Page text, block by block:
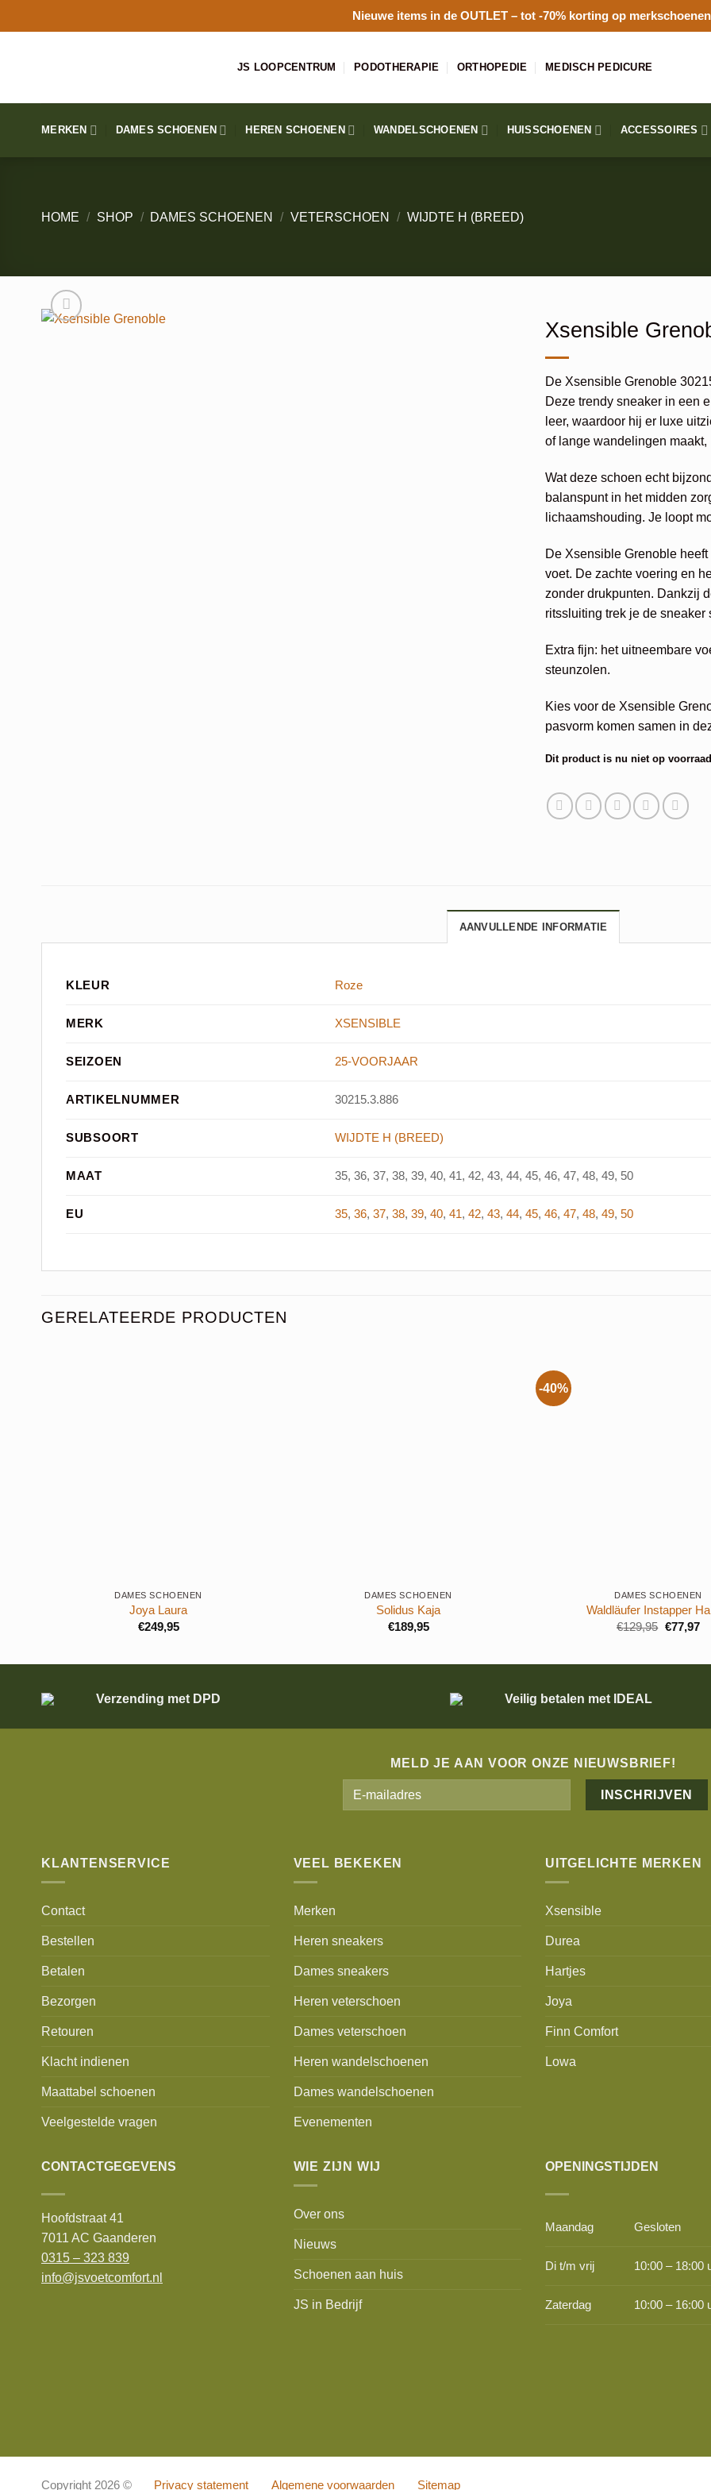
naar
Nieuwe items in de OUTLET– tot -70% korting op
JS LOOPCENTRUM PODOTHERAPIE ORTHOPEDIE MEDISCH PEDICURE
MERKEN DAMES SCHOENEN HEREN SCHOENEN WANDELSCHOENEN HUISSCHOENEN ACCESSOIRES
HOME / SHOP / DAMES SCHOENEN / VETERSCHOEN / WIJDTE H (BREED)
Xsensible
De Xsensible Grenoble
Deze trendy sneaker in een
leer, waardoor hij er luxe
of lange wandelingen
Wat deze schoen echt
balanspunt in het midden
lichaamshouding. Je loopt
De Xsensible Grenoble
voet. De zachte voering en
zonder drukpunten. Dankzij
ritssluiting trek je de
Extra fijn: het uitneembare
steunzolen.
Kies voor de Xsensible
pasvorm komen samen in
Dit product is nu niet op
Alternative:
AANVULLENDE INFORMATIE
KLEUR Roze
MERK XSENSIBLE
SEIZOEN 25-VOORJAAR
ARTIKELNUMMER 30215.3.886
SUBSOORT WIJDTE H (BREED)
MAAT 35, 36, 37, 38, 39, 40, 41, 42, 43, 44, 45, 46, 47, 48, 49, 50
EU 35,36,37,38,39,40,41,42,43,44,45,46,47,48,49,50
GERELATEERDE PRODUCTEN
DAMES SCHOENEN
Joya Laura
€249,95
DAMES SCHOENEN
Solidus Kaja
€189,95
-40%
DAMES SCHOENEN
Waldläufer Instapper
€129,95 €77,97
Verzending met DPD Veilig betalen met IDEAL
MELD JE AAN VOOR ONZE NIEUWSBRIEF!
KLANTENSERVICE
Contact
Bestellen
Betalen
Bezorgen
Retouren
Klacht indienen
Maattabel schoenen
Veelgestelde vragen
VEEL BEKEKEN
Merken
Heren sneakers
Dames sneakers
Heren veterschoen
Dames veterschoen
Heren wandelschoenen
Dames wandelschoenen
Evenementen
UITGELICHTE MERKEN
Xsensible
Durea
Hartjes
Joya
Finn Comfort
Lowa
CONTACTGEGEVENS
Hoofdstraat 41
7011 AC Gaanderen
0315 – 323 839
info@jsvoetcomfort.nl
WIE ZIJN WIJ
Over ons
Nieuws
Schoenen aan huis
JS in Bedrijf
OPENINGSTIJDEN
Maandag Gesloten
Di t/m vrij 10:00 – 18:00
Zaterdag 10:00 – 16:00
Copyright 2026 © Privacy statement Algemene voorwaarden Sitemap